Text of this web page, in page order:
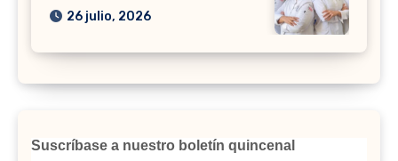
26 julio, 2026
Suscríbase a nuestro boletín quincenal